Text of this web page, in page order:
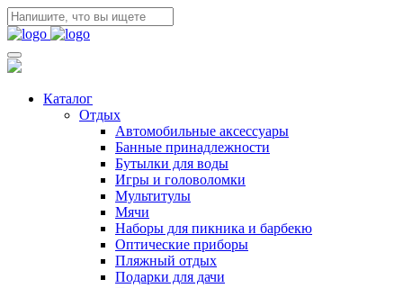
Каталог
Отдых
Автомобильные аксессуары
Банные принадлежности
Бутылки для воды
Игры и головоломки
Мультитулы
Мячи
Наборы для пикника и барбекю
Оптические приборы
Пляжный отдых
Подарки для дачи